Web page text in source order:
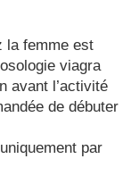
la femme est
viagra
avant l’activité
de débuter
par